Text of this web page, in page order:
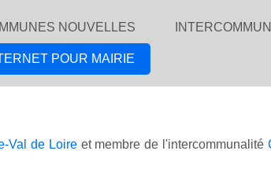
NOUVELLES
POUR MAIRIE
Val de Loireet membre de l'intercommunalité